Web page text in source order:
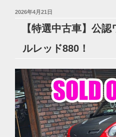
投
2026年4月21日
【特選中古車】公
ルレッド880！